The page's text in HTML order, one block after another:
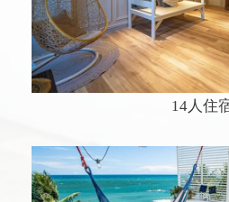
14人住